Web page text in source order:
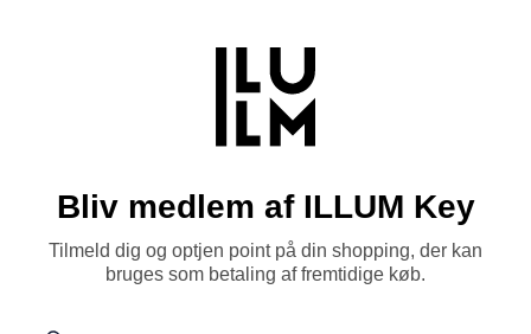
Bliv medlem af ILLUM Key
Tilmeld dig og optjen point på din shopping, der kan
bruges som betaling af fremtidige køb.